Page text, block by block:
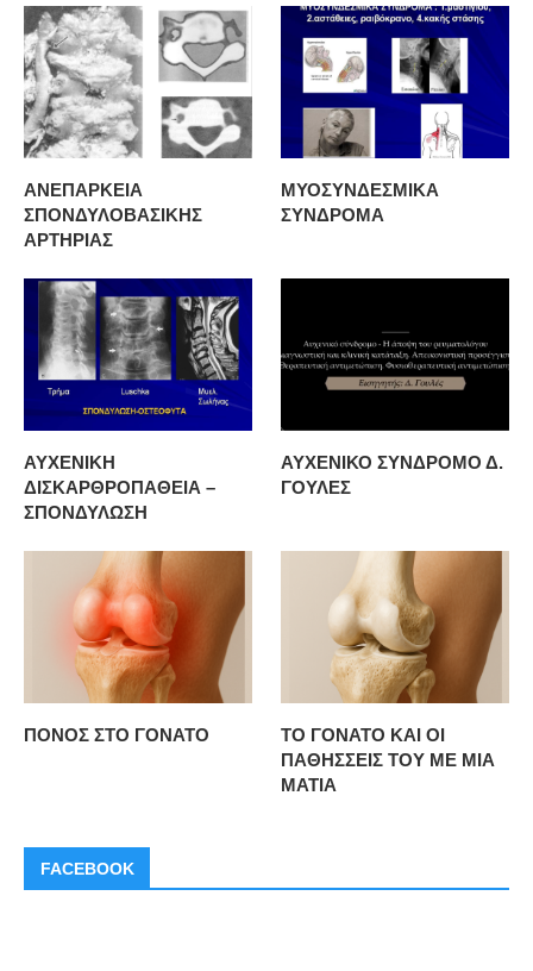
ΑΝΕΠΑΡΚΕΙΑ
ΣΠΟΝΔΥΛΟΒΑΣΙΚΗΣ
ΑΡΤΗΡΙΑΣ
ΜΥΟΣΥΝΔΕΣΜΙΚΑ
ΣΥΝΔΡΟΜΑ
ΑΥΧΕΝΙΚΗ
ΔΙΣΚΑΡΘΡΟΠΑΘΕΙΑ –
ΣΠΟΝΔΥΛΩΣΗ
ΑΥΧΕΝΙΚΟ ΣΥΝΔΡΟΜΟ Δ.
ΓΟΥΛΕΣ
ΠΟΝΟΣ ΣΤΟ ΓΟΝΑΤΟ
ΤΟ ΓΟΝΑΤΟ ΚΑΙ ΟΙ
ΠΑΘΗΣΣΕΙΣ ΤΟΥ ΜΕ ΜΙΑ
ΜΑΤΙΑ
FACEBOOK